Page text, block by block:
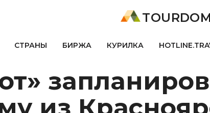
СТРАНЫ БИРЖА КУРИЛКА